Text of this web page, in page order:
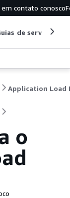
contato conosco
de serviço
o